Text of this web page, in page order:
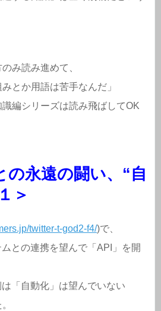
み読み進めて、
とか用語は苦手なんだ」
編シリーズは読み飛ばしてOK
の永遠の闘い、“自
＞
twitter-t-god2-f4/)で、
との連携を望んで「API」を開
「自動化」は望んでいない